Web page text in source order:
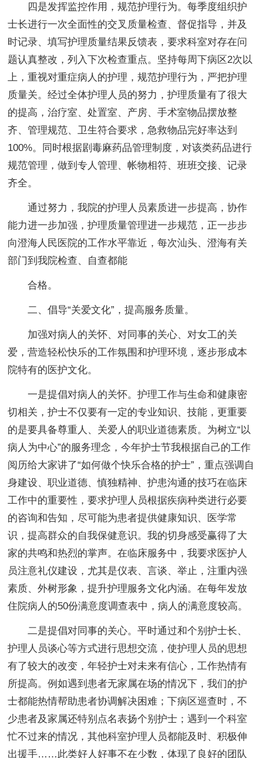
四是发挥监控作用，规范护理行为。每季度组织护
士长进行一次全面性的交叉质量检查、督促指导，并及
时记录、填写护理质量结果反馈表，要求科室对存在问
题认真整改，列入下次检查重点。坚持每周下病区2次以
上，重视对重症病人的护理，规范护理行为，严把护理
质量关。经过全体护理人员的努力，护理质量有了很大
的提高，治疗室、处置室、产房、手术室物品摆放整
齐、管理规范、卫生符合要求，急救物品完好率达到
100%。同时根据剧毒麻药品管理制度，对该类药品进行
规范管理，做到专人管理、帐物相符、班班交接、记录
齐全。
通过努力，我院的护理人员素质进一步提高，协作
能力进一步加强，护理质量管理进一步规范，正一步步
向澄海人民医院的工作水平靠近，每次汕头、澄海有关
部门到我院检查、自查都能
合格。
二、倡导“关爱文化”，提高服务质量。
加强对病人的关怀、对同事的关心、对女工的关
爱，营造轻松快乐的工作氛围和护理环境，逐步形成本
院特有的医护文化。
一是提倡对病人的关怀。护理工作与生命和健康密
切相关，护士不仅要有一定的专业知识、技能，更重要
的是要具备尊重人、关爱人的职业道德素质。为树立“以
病人为中心”的服务理念，今年护士节我根据自己的工作
阅历给大家讲了“如何做个快乐合格的护士”，重点强调自
身建设、职业道德、慎独精神、护患沟通的技巧在临床
工作中的重要性，要求护理人员根据疾病种类进行必要
的咨询和告知，尽可能为患者提供健康知识、医学常
识，提高群众的自我保健意识。我的切身感受赢得了大
家的共鸣和热烈的掌声。在临床服务中，我要求医护人
员注意礼仪建设，尤其是仪表、言谈、举止，注重内强
素质、外树形象，提升护理服务文化内涵。在每年发放
住院病人的50份满意度调查表中，病人的满意度较高。
二是提倡对同事的关心。平时通过和个别护士长、
护理人员谈心等方式进行思想交流，使护理人员的思想
有了较大的改变，年轻护士对未来有信心，工作热情有
所提高。例如遇到患者无家属在场的情况下，我们的护
士都能热情帮助患者协调解决困难；下病区巡查时，不
少患者及家属还特别点名表扬个别护士；遇到一个科室
忙不过来的情况，其他科室护理人员都能及时、积极伸
出援手……此类好人好事不在少数，体现了良好的团队